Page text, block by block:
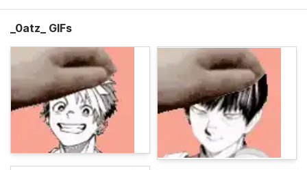
_0atz_ GIFs